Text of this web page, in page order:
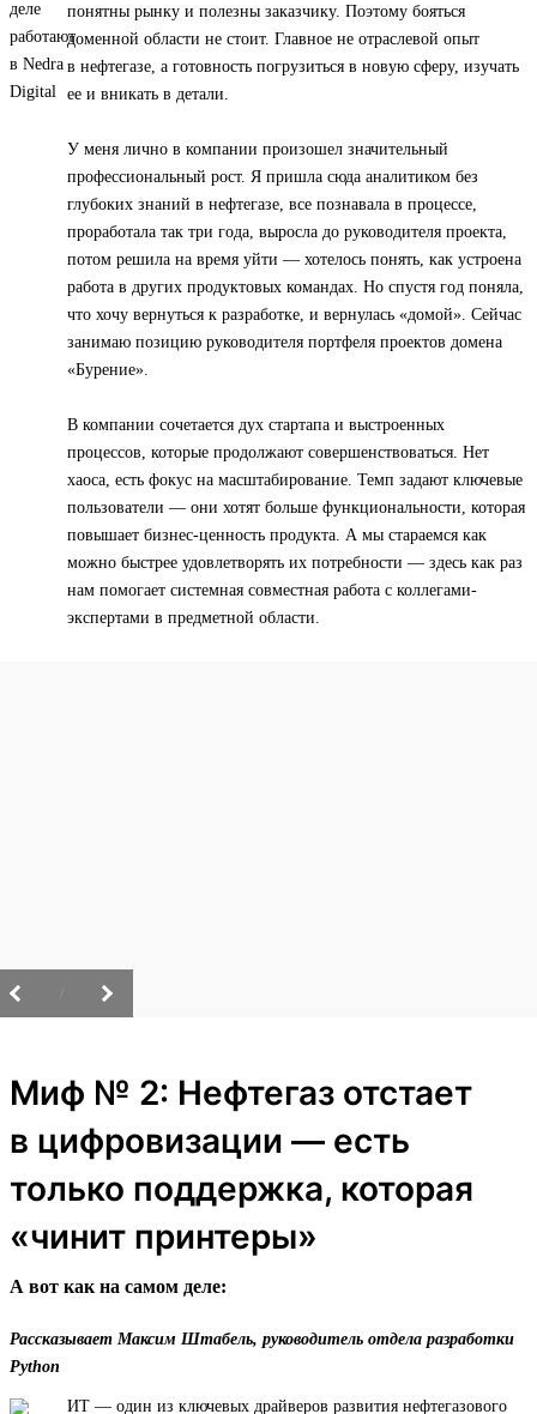
понятны рынку и полезны заказчику. Поэтому бояться
доменной области не стоит. Главное не отраслевой опыт
в нефтегазе, а готовность погрузиться в новую сферу, изучать
ее и вникать в детали.
У меня лично в компании произошел значительный
профессиональный рост. Я пришла сюда аналитиком без
глубоких знаний в нефтегазе, все познавала в процессе,
проработала так три года, выросла до руководителя проекта,
потом решила на время уйти — хотелось понять, как устроена
работа в других продуктовых командах. Но спустя год поняла,
что хочу вернуться к разработке, и вернулась «домой». Сейчас
занимаю позицию руководителя портфеля проектов домена
«Бурение».
В компании сочетается дух стартапа и выстроенных
процессов, которые продолжают совершенствоваться. Нет
хаоса, есть фокус на масштабирование. Темп задают ключевые
пользователи — они хотят больше функциональности, которая
повышает бизнес-ценность продукта. А мы стараемся как
можно быстрее удовлетворять их потребности — здесь как раз
нам помогает системная совместная работа с коллегами-
экспертами в предметной области.
Миф № 2: Нефтегаз отстает
в цифровизации — есть
только поддержка, которая
«чинит принтеры»
А вот как на самом деле:
Рассказывает Максим Штабель, руководитель отдела разработки
Python
ИТ — один из ключевых драйверов развития нефтегазового